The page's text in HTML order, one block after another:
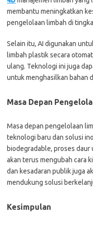
membantu meningkatkan
pengelolaan limbah di
Selain itu, AI digunakan
limbah plastik secara
ulang. Teknologi ini juga
untuk menghasilkan bahan
Masa Depan
Masa depan pengelolaan
teknologi baru dan solusi
biodegradable, proses
akan terus mengubah cara
dan kesadaran publik juga
mendukung solusi
Kesimpulan